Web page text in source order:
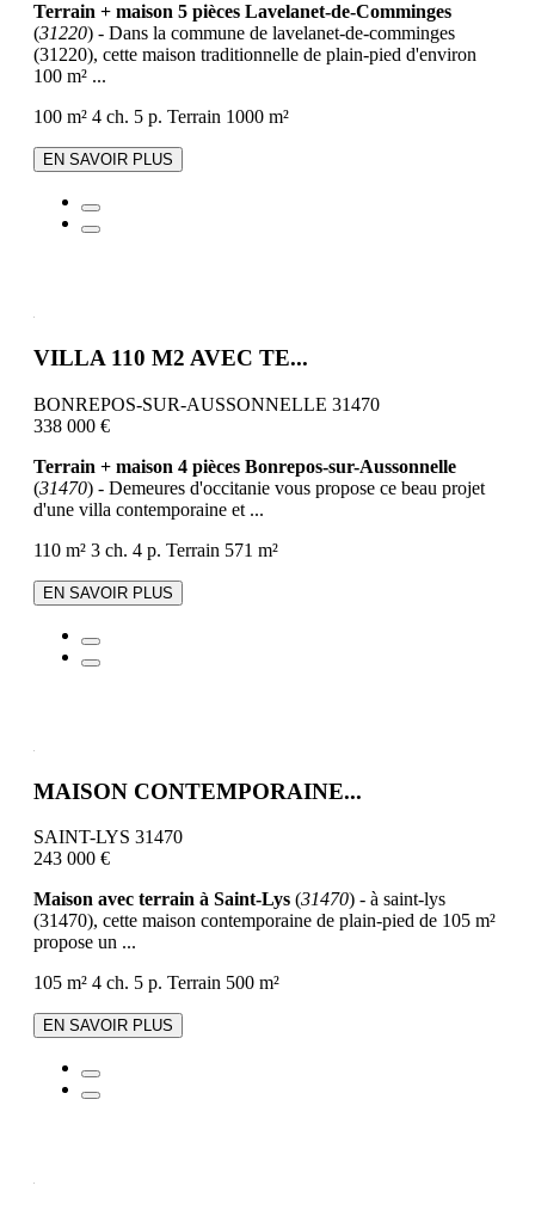
Terrain + maison 5 pièces Lavelanet-de-Comminges
(31220) - Dans la commune de lavelanet-de-comminges
(31220), cette maison traditionnelle de plain-pied d'environ
100 m² ...
100 m² 4 ch. 5 p. Terrain 1000 m²
EN SAVOIR PLUS
VILLA 110 M2 AVEC TE...
BONREPOS-SUR-AUSSONNELLE 31470
338 000 €
Terrain + maison 4 pièces Bonrepos-sur-Aussonnelle
(31470) - Demeures d'occitanie vous propose ce beau projet
d'une villa contemporaine et ...
110 m² 3 ch. 4 p. Terrain 571 m²
EN SAVOIR PLUS
MAISON CONTEMPORAINE...
SAINT-LYS 31470
243 000 €
Maison avec terrain à Saint-Lys (31470) - à saint-lys
(31470), cette maison contemporaine de plain-pied de 105 m²
propose un ...
105 m² 4 ch. 5 p. Terrain 500 m²
EN SAVOIR PLUS